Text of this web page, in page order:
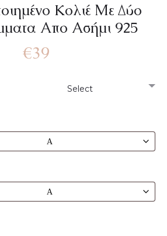
Kολιέ Με Δύο
Απο Ασήμι 925
€39